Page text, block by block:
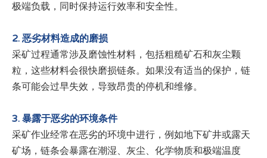
极端负载，同时保持运行效率和安全性。
2. 恶劣材料造成的磨损
采矿过程通常涉及磨蚀性材料，包括粗糙矿石和灰尘颗
粒，这些材料会很快磨损链条。如果没有适当的保护，链
条可能会过早失效，导致昂贵的停机和维修。
3. 暴露于恶劣的环境条件
采矿作业经常在恶劣的环境中进行，例如地下矿井或露天
矿场，链条会暴露在潮湿、灰尘、化学物质和极端温度